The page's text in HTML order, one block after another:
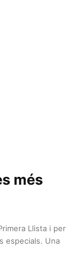
més
Llista i per
especials. Una